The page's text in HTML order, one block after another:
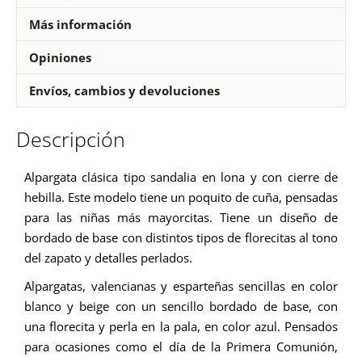
Más información
Opiniones
Envíos, cambios y devoluciones
Descripción
Alpargata clásica tipo sandalia en lona y con cierre de
hebilla. Este modelo tiene un poquito de cuña, pensadas
para las niñas más mayorcitas. Tiene un diseño de
bordado de base con distintos tipos de florecitas al tono
del zapato y detalles perlados.
Alpargatas, valencianas y esparteñas sencillas en color
blanco y beige con un sencillo bordado de base, con
una florecita y perla en la pala, en color azul. Pensados
para ocasiones como el día de la Primera Comunión,